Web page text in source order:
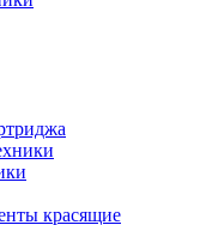
красящие